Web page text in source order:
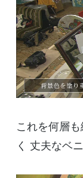
これを何層
く 丈夫なベ